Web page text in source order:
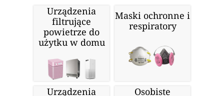
Urządzenia
filtrujące
powietrze do
użytku w domu
Maski ochronne i
respiratory
Urządzenia Osobiste